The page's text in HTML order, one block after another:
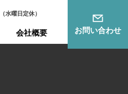
（水曜日定休）
会社概要 お問い合わせ